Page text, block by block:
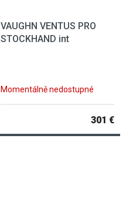
VAUGHN VENTUS PRO
STOCKHAND int
Momentálně nedostupné
301 €